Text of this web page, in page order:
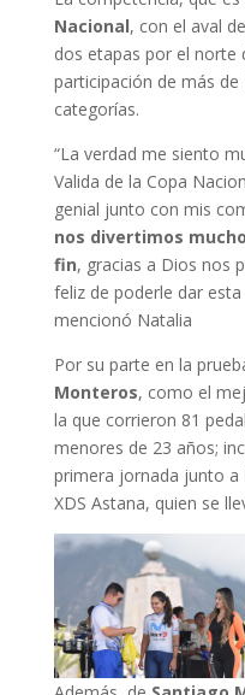
Nacional, con el aval
dos etapas por el norte
participación de más
categorías.
“La verdad me siento
Valida de la Copa
genial junto con mis
nos divertimos
fin, gracias a Dios nos
feliz de poderle dar
mencionó Natalia
Por su parte en la
Monteros, como el
la que corrieron 81
menores de 23 años;
primera jornada junto a
XDS Astana, quien se